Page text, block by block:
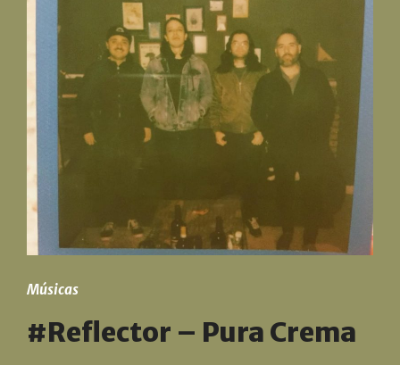
Músicas
#Reflector – Pura Crema